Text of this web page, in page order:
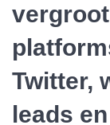
Twitter,
leads